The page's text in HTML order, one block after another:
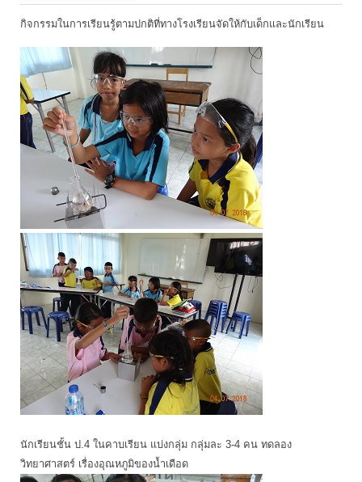
กิจกรรมในการเรียนรู้ตามปกติที่ทางโรงเรียนจัดให้กับเด็กและนักเรียน
นักเรียนชั้น ป.4 ในคาบเรียน แบ่งกลุ่ม กลุ่มละ 3-4 คน ทดลอง
วิทยาศาสตร์ เรื่องอุณหภูมิของน้ำเดือด